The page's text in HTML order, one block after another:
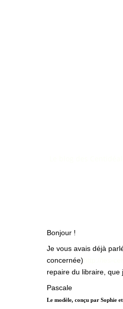
Bonjour !
Je vous avais déjà
concernée)
repaire du libraire, que
Pascale
Le modèle, conçu par Sophie